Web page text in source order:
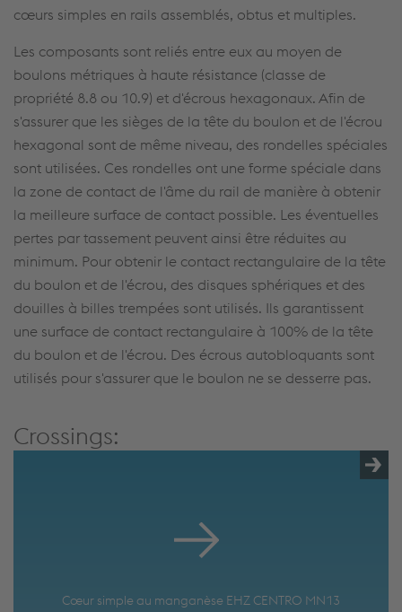
cœurs simples en rails assemblés, obtus et multiples.
Les composants sont reliés entre eux au moyen de
boulons métriques à haute résistance (classe de
propriété 8.8 ou 10.9) et d'écrous hexagonaux. Afin de
s'assurer que les sièges de la tête du boulon et de l'écrou
hexagonal sont de même niveau, des rondelles spéciales
sont utilisées. Ces rondelles ont une forme spéciale dans
la zone de contact de l'âme du rail de manière à obtenir
la meilleure surface de contact possible. Les éventuelles
pertes par tassement peuvent ainsi être réduites au
minimum. Pour obtenir le contact rectangulaire de la tête
du boulon et de l'écrou, des disques sphériques et des
douilles à billes trempées sont utilisés. Ils garantissent
une surface de contact rectangulaire à 100% de la tête
du boulon et de l'écrou. Des écrous autobloquants sont
utilisés pour s'assurer que le boulon ne se desserre pas.
Crossings:
Cœur simple au manganèse EHZ CENTRO MN13